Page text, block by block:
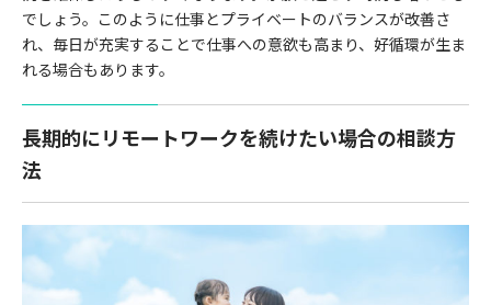
でしょう。このように仕事とプライベートのバランスが改善さ
れ、毎日が充実することで仕事への意欲も高まり、好循環が生ま
れる場合もあります。
長期的にリモートワークを続けたい場合の相談方
法